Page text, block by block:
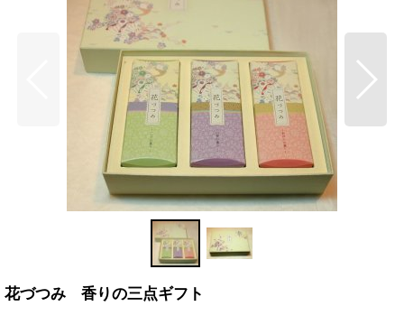
花づつみ 香りの三点ギフト